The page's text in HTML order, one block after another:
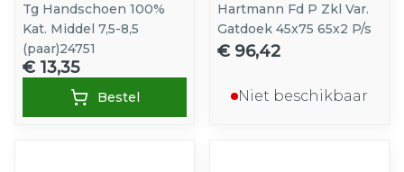
Tg Handschoen 100%
Kat. Middel 7,5-8,5
(paar)24751
€ 13,35
Bestel
Hartmann Fd P Zkl Var.
Gatdoek 45x75 65x2 P/s
€ 96,42
Niet beschikbaar